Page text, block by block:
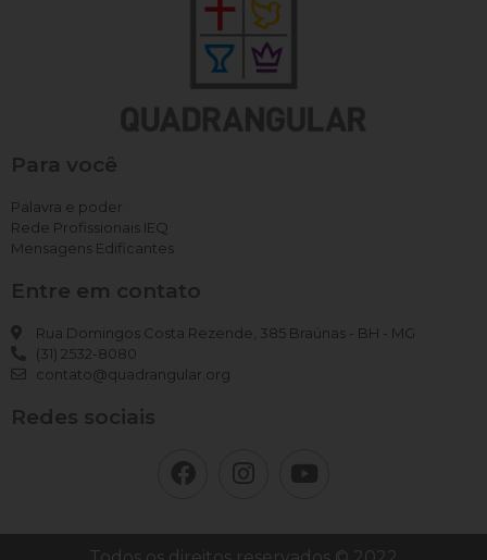
Para você
Palavra e poder
Rede Profissionais IEQ
Mensagens Edificantes
Entre em contato
Rua Domingos Costa Rezende, 385 Braúnas - BH - MG
(31) 2532-8080
contato@quadrangular.org
Redes sociais